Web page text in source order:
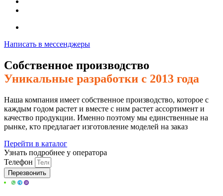
Написать в мессенджеры
Собственное производство
Уникальные разработки с 2013 года
Наша компания имеет собственное производство, которое с
каждым годом растет и вместе с ним растет ассортимент и
качество продукции. Именно поэтому мы единственные на
рынке, кто предлагает изготовление моделей на заказ
Перейти в каталог
Узнать подробнее у оператора
Телефон
Перезвонить